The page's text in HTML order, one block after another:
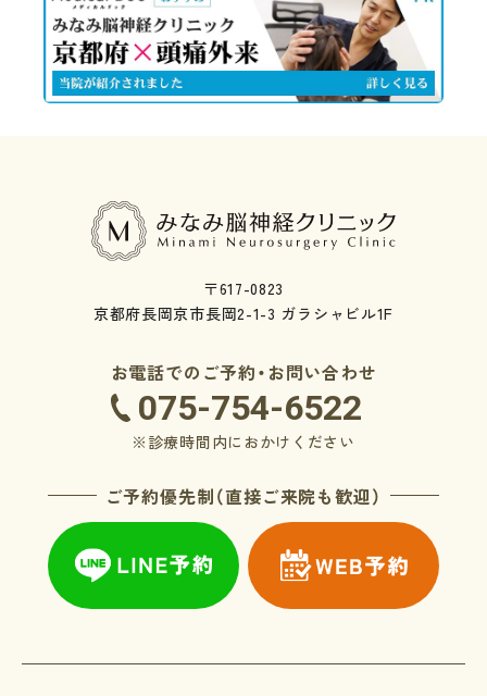
〒617-0823
京都府長岡京市長岡2-1-3 ガラシャビル1F
お電話でのご予約・お問い合わせ
075-754-6522
※診療時間内におかけください
ご予約優先制（直接ご来院も歓迎）